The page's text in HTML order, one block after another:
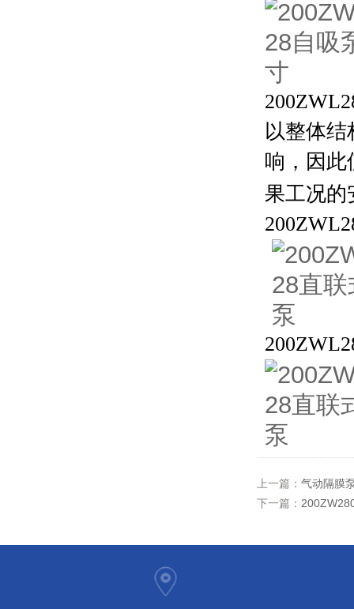
以整体
响，因此
果工况的
上一篇： 气动隔膜
下一篇：